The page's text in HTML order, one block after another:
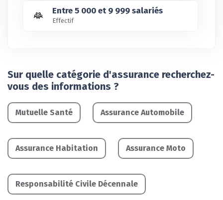
Entre 5 000 et 9 999 salariés
Effectif
Sur quelle catégorie d'assurance recherchez-
vous des informations ?
Mutuelle Santé Assurance Automobile
Assurance Habitation Assurance Moto
Responsabilité Civile Décennale